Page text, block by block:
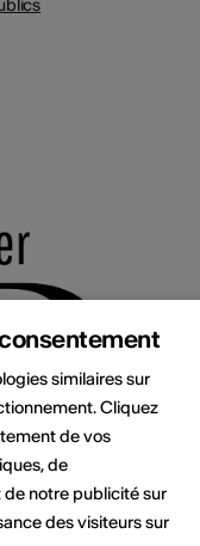
similaires sur
Cliquez
de vos
de
notre publicité sur
des visiteurs sur